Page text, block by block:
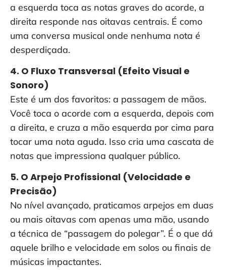
a esquerda toca as notas graves do acorde, a
direita responde nas oitavas centrais. É como
uma conversa musical onde nenhuma nota é
desperdiçada.
4. O Fluxo Transversal (Efeito Visual e
Sonoro)
Este é um dos favoritos: a passagem de mãos.
Você toca o acorde com a esquerda, depois com
a direita, e cruza a mão esquerda por cima para
tocar uma nota aguda. Isso cria uma cascata de
notas que impressiona qualquer público.
5. O Arpejo Profissional (Velocidade e
Precisão)
No nível avançado, praticamos arpejos em duas
ou mais oitavas com apenas uma mão, usando
a técnica de “passagem do polegar”. É o que dá
aquele brilho e velocidade em solos ou finais de
músicas impactantes.